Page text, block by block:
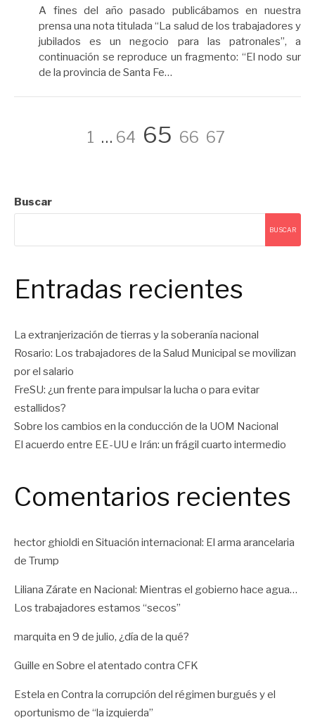
A fines del año pasado publicábamos en nuestra
prensa una nota titulada “La salud de los trabajadores y
jubilados es un negocio para las patronales”, a
continuación se reproduce un fragmento: “El nodo sur
de la provincia de Santa Fe…
Navegación
entradas
Página
1 … Página
64 Página
65 Página
66 Página
67
Buscar
BUSCAR
Entradas recientes
La extranjerización de tierras y la soberanía nacional
Rosario: Los trabajadores de la Salud Municipal se movilizan
por el salario
FreSU: ¿un frente para impulsar la lucha o para evitar
estallidos?
Sobre los cambios en la conducción de la UOM Nacional
El acuerdo entre EE-UU e Irán: un frágil cuarto intermedio
Comentarios recientes
hector ghioldi en Situación internacional: El arma arancelaria
de Trump
Liliana Zárate en Nacional: Mientras el gobierno hace agua…
Los trabajadores estamos “secos”
marquita en 9 de julio, ¿día de la qué?
Guille en Sobre el atentado contra CFK
Estela en Contra la corrupción del régimen burgués y el
oportunismo de “la izquierda”